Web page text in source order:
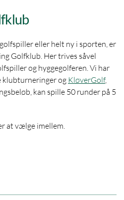
eller helt ny i sporten, er
Golfklub. Her trives såvel
og hyggegolferen. Vi har
klubturneringer og KløverGolf,
kan spille 50 runder på 5
at vælge imellem.